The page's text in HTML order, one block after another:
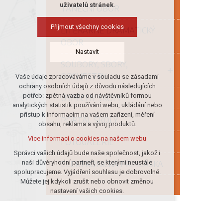
TANEČNÍ OBOR
LITERÁRNĚ DRAMATICKÝ
OBOR
SOUBORY, SBORY,
ORCHESTRY
ÚSPĚCHY ŠKOLY
PORTÁL ŠKOLY
FOTOGALERIE
ELEKTRONICKÁ PŘIHLÁŠKA
uživatelů stránek.
Přijmout všechny cookies
Nastavit
Technická cookies
nutná pro provozování webu
udržení kontextu stránek (session):
případná přihlášení, volby jazyka, apod.
Volitelná cookies
analytická pro anonymizované
vyhodnocení návštěvnosti
marketingová cookies (Google)
Více informací o cookies na našem webu
Vaše údaje zpracováváme v souladu se zásadami
ochrany osobních údajů z důvodu následujících
potřeb: zpětná vazba od návštěvníků formou
analytických statistik používání webu, ukládání nebo
přístup k informacím na vašem zařízení, měření
obsahu, reklama a vývoj produktů.
Více informací o cookies na našem webu
Správci vašich údajů bude naše společnost, jakož i
naši důvěryhodní partneři, se kterými neustále
spolupracujeme. Vyjádření souhlasu je dobrovolné.
Můžete jej kdykoli zrušit nebo obnovit změnou
nastavení vašich cookies.